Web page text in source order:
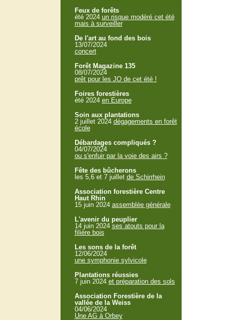
Feux de forêts
été 2024 un risque modéré cet été
mais à surveiller
De l'art au fond des bois
13/07/2024
concert
Forêt Magazine 135
08/07/2024
prêt pour les JO de cet été !
Foires forestières
été 2024 en Europe
Soin aux plantations
2 juillet 2024 dégagements en forêt
école
Débardages compliqués ?
04/07/2024
ou s'enfuir par la voie des airs ?
Fête des bûcherons
les 5,6 et 7 juillet de Schirrhein
Association forestière Centre
Haut Rhin
15 juin 2024 assemblée générale
L'avenir du peuplier
14 juin 2024 ses atouts pour la
filière bois
Les sons de la forêt
12/06/2024
une symphonie sylvicole
Plantations réussies
7 juin 2024 et préparation des sols
Association Forestière de la
vallée de la Weiss
04/06/2024
Une AG à Orbey